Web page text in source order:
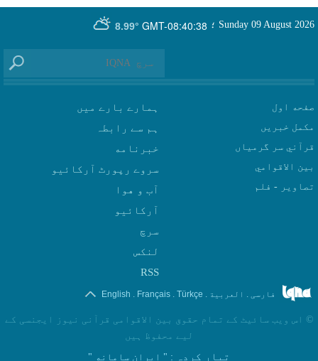
GMT-08:40:38
8.99° Sunday 09 August 2026 ؛
صفحه اول
مکمل خبریں
قرآني سر گرمياں
بين الاقوامي
تصاوير - فلم
ہمارے بارے میں
ہم سے رابطہ
سروے رپورٹ آرکائیو
آب و هوا
سرچ
لنکس
RSS
فارسی . العربیة .
Türkçe
.
Français
.
English
© اس ویب سائیٹ کے تمام حقوق بین الاقوامی قرآنی نیوز ایجنسی کے
لیے محفوظ ہیں
تیار کردہ : " ایران سامانه "